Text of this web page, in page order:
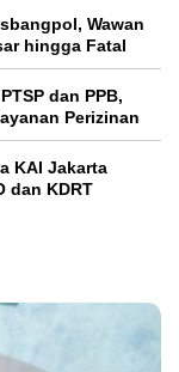
Wawan
hingga Fatal
dan PPB,
Perizinan
KAI Jakarta
dan KDRT